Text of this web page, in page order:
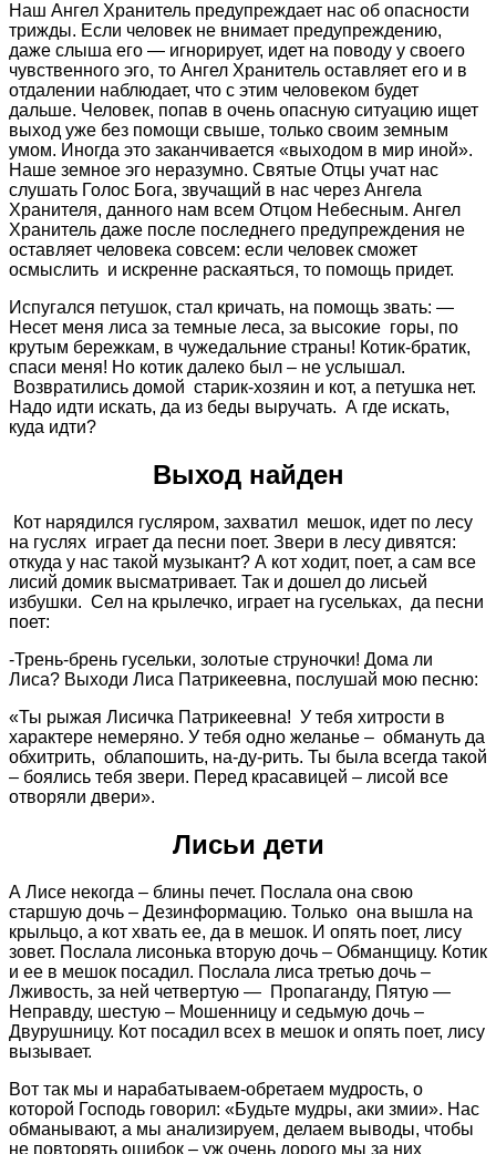
Наш Ангел Хранитель предупреждает нас об опасности
трижды. Если человек не внимает предупреждению,
даже слыша его — игнорирует, идет на поводу у своего
чувственного эго, то Ангел Хранитель оставляет его и в
отдалении наблюдает, что с этим человеком будет
дальше. Человек, попав в очень опасную ситуацию ищет
выход уже без помощи свыше, только своим земным
умом. Иногда это заканчивается «выходом в мир иной».
Наше земное эго неразумно. Святые Отцы учат нас
слушать Голос Бога, звучащий в нас через Ангела
Хранителя, данного нам всем Отцом Небесным. Ангел
Хранитель даже после последнего предупреждения не
оставляет человека совсем: если человек сможет
осмыслить и искренне раскаяться, то помощь придет.
Испугался петушок, стал кричать, на помощь звать: —
Несет меня лиса за темные леса, за высокие горы, по
крутым бережкам, в чужедальние страны! Котик-братик,
спаси меня! Но котик далеко был – не услышал.
Возвратились домой старик-хозяин и кот, а петушка нет.
Надо идти искать, да из беды выручать. А где искать,
куда идти?
Выход найден
Кот нарядился гусляром, захватил мешок, идет по лесу
на гуслях играет да песни поет. Звери в лесу дивятся:
откуда у нас такой музыкант? А кот ходит, поет, а сам все
лисий домик высматривает. Так и дошел до лисьей
избушки. Сел на крылечко, играет на гусельках, да песни
поет:
-Трень-брень гусельки, золотые струночки! Дома ли
Лиса? Выходи Лиса Патрикеевна, послушай мою песню:
«Ты рыжая Лисичка Патрикеевна! У тебя хитрости в
характере немеряно. У тебя одно желанье – обмануть да
обхитрить, облапошить, на-ду-рить. Ты была всегда такой
– боялись тебя звери. Перед красавицей – лисой все
отворяли двери».
Лисьи дети
А Лисе некогда – блины печет. Послала она свою
старшую дочь – Дезинформацию. Только она вышла на
крыльцо, а кот хвать ее, да в мешок. И опять поет, лису
зовет. Послала лисонька вторую дочь – Обманщицу. Котик
и ее в мешок посадил. Послала лиса третью дочь –
Лживость, за ней четвертую — Пропаганду, Пятую —
Неправду, шестую – Мошенницу и седьмую дочь –
Двурушницу. Кот посадил всех в мешок и опять поет, лису
вызывает.
Вот так мы и нарабатываем-обретаем мудрость, о
которой Господь говорил: «Будьте мудры, аки змии». Нас
обманывают, а мы анализируем, делаем выводы, чтобы
не повторять ошибок – уж очень дорого мы за них